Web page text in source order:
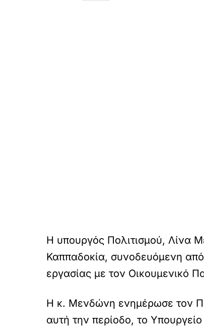
Η υπουργός Πολιτισμού, Λίνα
Καππαδοκία, συνοδευόμενη
εργασίας με τον Οικουμενικό
Η κ. Μενδώνη ενημέρωσε τον
αυτή την περίοδο, το